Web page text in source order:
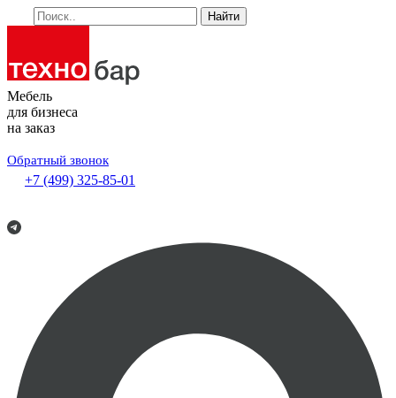
Найти
Мебель
для бизнеса
на заказ
Обратный звонок
+7 (499) 325-85-01